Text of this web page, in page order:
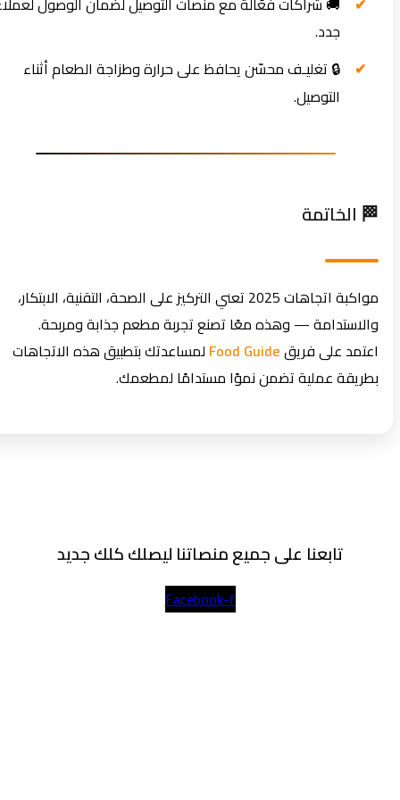
جدد.
🔒 تغليـف محسّن يحافظ على حرارة وطزاجة الطعام أثناء
التوصيل.
🏁 الخاتمة
مواكبة اتجاهات 2025 تعني التركيز على الصحة، التقنية، الابتكار،
والاستدامة — وهذه معًا تصنع تجربة مطعم جذابة ومربحة.
اعتمد على فريقFood Guideلمساعدتك بتطبيق هذه الاتجاهات
بطريقة عملية تضمن نموًا مستدامًا لمطعمك.
تابعنا على جميع منصاتنا ليصلك كلك جديد
Facebook-f